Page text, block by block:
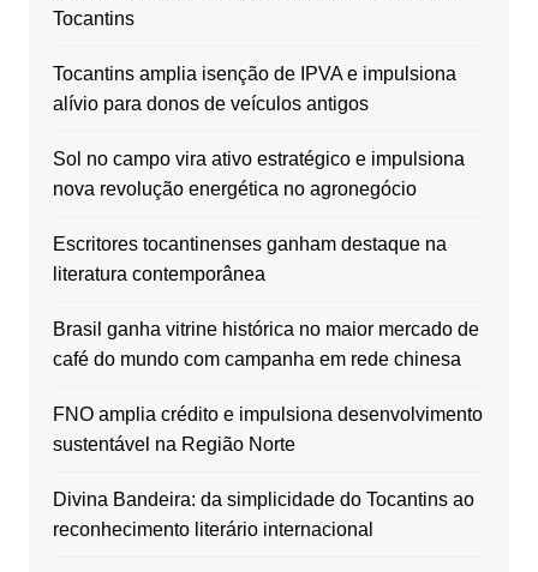
Tocantins
Tocantins amplia isenção de IPVA e impulsiona
alívio para donos de veículos antigos
Sol no campo vira ativo estratégico e impulsiona
nova revolução energética no agronegócio
Escritores tocantinenses ganham destaque na
literatura contemporânea
Brasil ganha vitrine histórica no maior mercado de
café do mundo com campanha em rede chinesa
FNO amplia crédito e impulsiona desenvolvimento
sustentável na Região Norte
Divina Bandeira: da simplicidade do Tocantins ao
reconhecimento literário internacional